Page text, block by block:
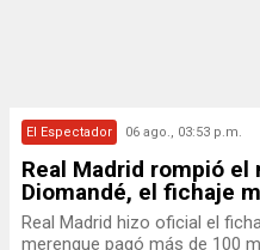
El Espectador 06 ago., 03:53 p.m.
Real Madrid rompió
Diomandé, el fichaje
Real Madrid hizo oficial el
merengue pagó más de 100